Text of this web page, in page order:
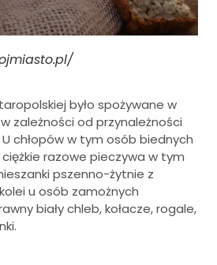
było spożywane w
zależności od przynależności
chłopów w tym osób biednych
razowe pieczywa w tym
pszenno-żytnie z
u osób zamożnych
biały chleb, kołacze, rogale,